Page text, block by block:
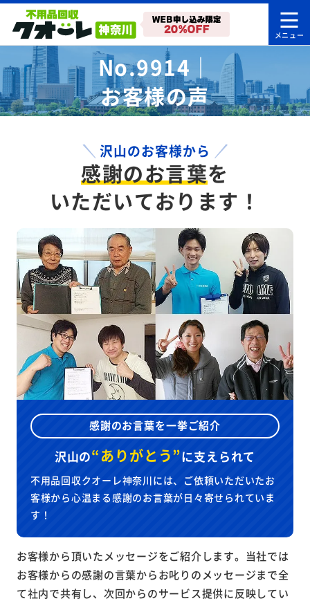
No.9914｜
お客様の声
沢山のお客様から
感謝のお言葉を
いただいております！
感謝のお言葉を一挙ご紹介
沢山の“ありがとう”に支えられて
不用品回収クオーレ神奈川には、ご依頼いただいたお
客様から心温まる感謝のお言葉が日々寄せられていま
す！
お客様から頂いたメッセージをご紹介します。当社では
お客様からの感謝の言葉からお叱りのメッセージまで全
て社内で共有し、次回からのサービス提供に反映してい